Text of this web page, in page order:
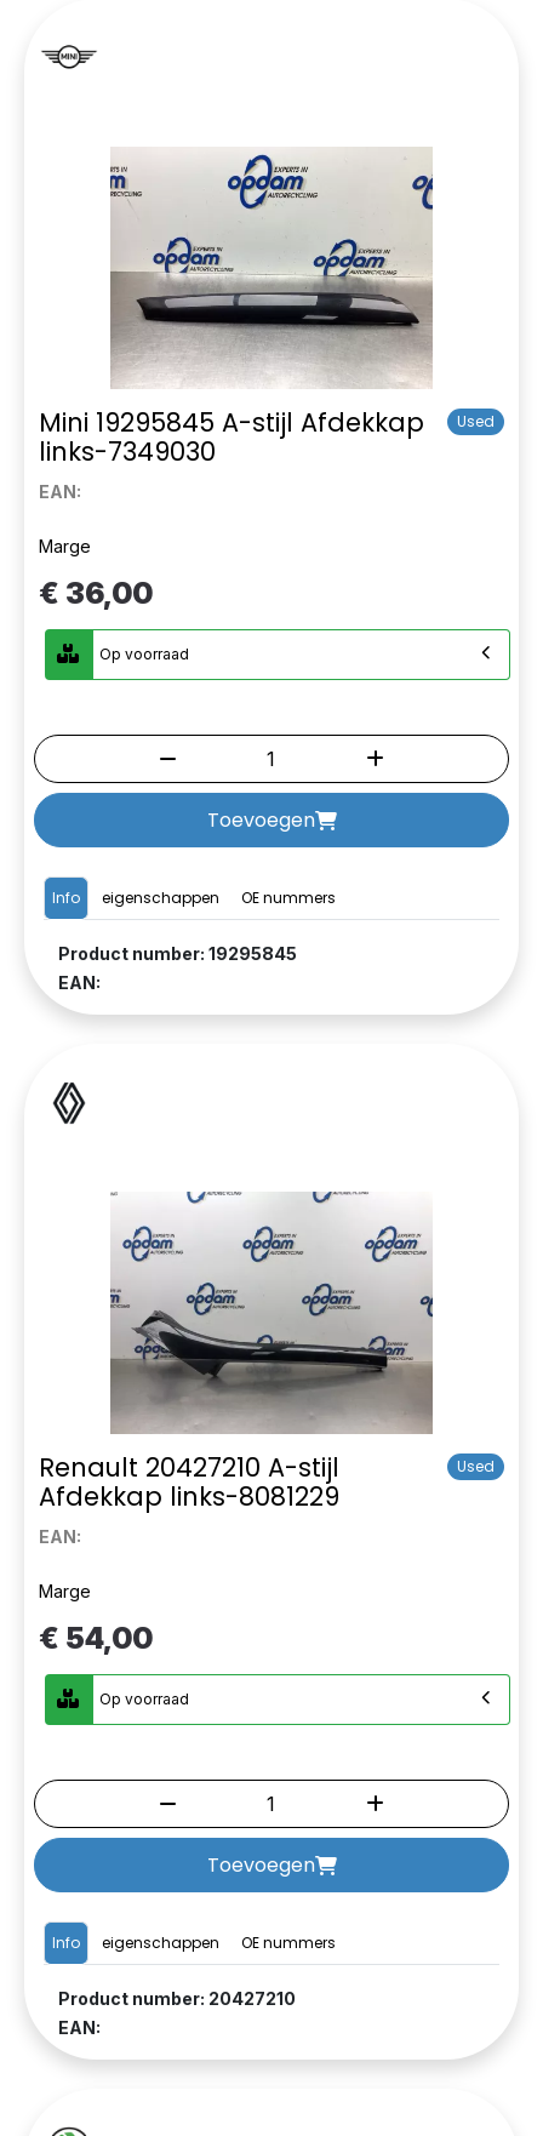
Mini 19295845 A-stijl Afdekkap
links-7349030
Used
EAN:
Info eigenschappen OE nummers
Product number: 19295845
EAN:
Marge
€ 36,00
Op voorraad
Toevoegen
Renault 20427210 A-stijl
Afdekkap links-8081229
Used
EAN:
Info eigenschappen OE nummers
Product number: 20427210
EAN:
Marge
€ 54,00
Op voorraad
Toevoegen